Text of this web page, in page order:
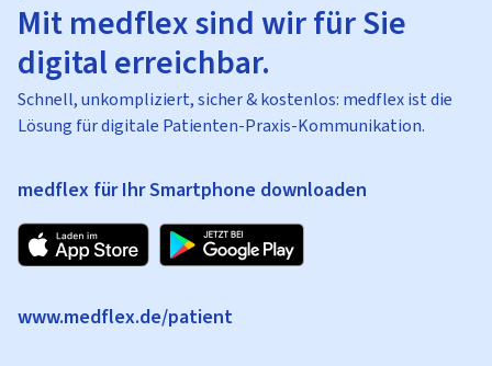
Mit medflex sind wir für Sie
digital erreichbar.
Schnell, unkompliziert, sicher & kostenlos: medflex ist die
Lösung für digitale Patienten-Praxis-Kommunikation.
medflex für Ihr Smartphone downloaden
www.medflex.de/patient